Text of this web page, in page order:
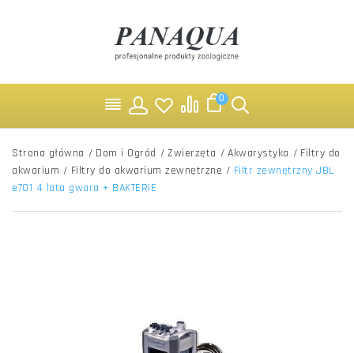
0
Strona główna / Dom i Ogród / Zwierzęta / Akwarystyka / Filtry do
akwarium / Filtry do akwarium zewnętrzne / Filtr zewnętrzny JBL
e701 4 lata gwara + BAKTERIE